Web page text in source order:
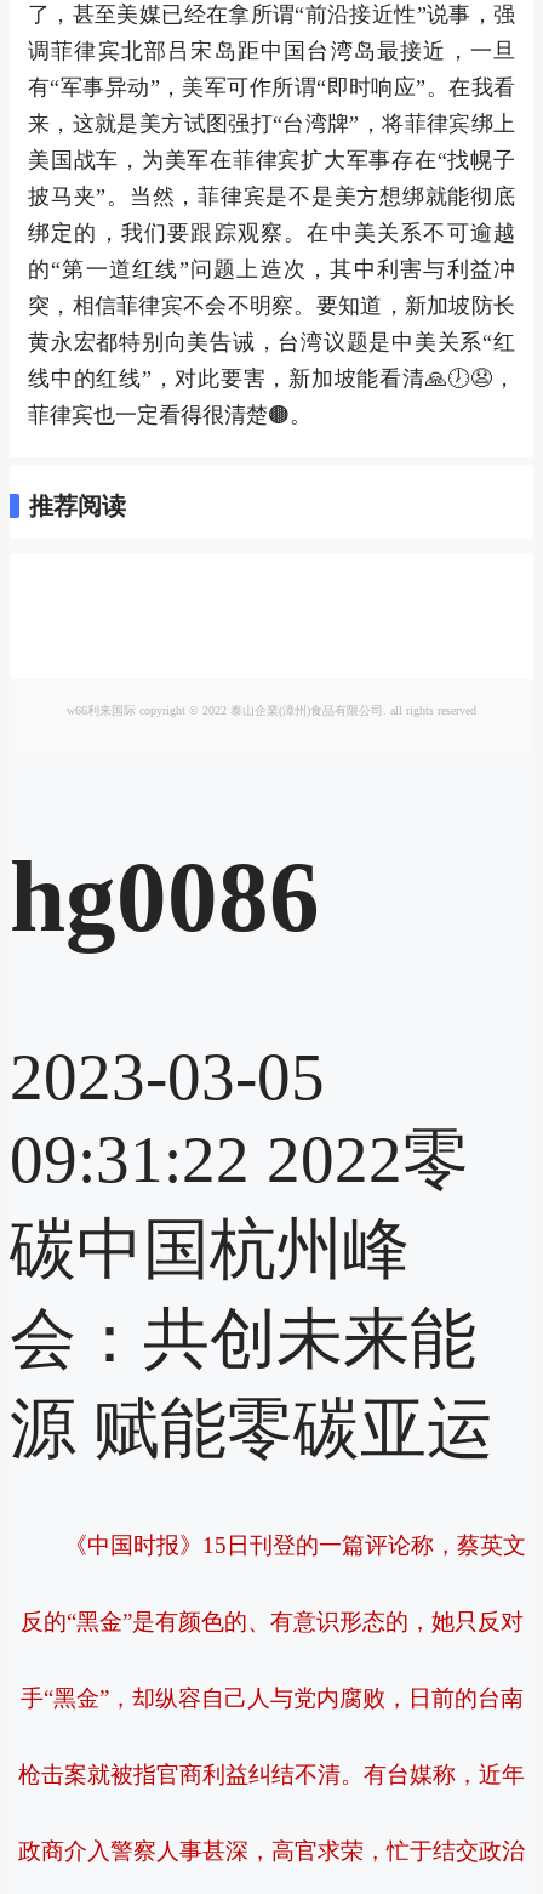
了，甚至美媒已经在拿所谓“前沿接近性”说事，强
调菲律宾北部吕宋岛距中国台湾岛最接近，一旦
有“军事异动”，美军可作所谓“即时响应”。在我看
来，这就是美方试图强打“台湾牌”，将菲律宾绑上
美国战车，为美军在菲律宾扩大军事存在“找幌子
披马夹”。当然，菲律宾是不是美方想绑就能彻底
绑定的，我们要跟踪观察。在中美关系不可逾越
的“第一道红线”问题上造次，其中利害与利益冲
突，相信菲律宾不会不明察。要知道，新加坡防长
黄永宏都特别向美告诫，台湾议题是中美关系“红
线中的红线”，对此要害，新加坡能看清🙏🕖😧，
菲律宾也一定看得很清楚🟤。
推荐阅读
w66利来国际 copyright © 2022 泰山企業(漳州)食品有限公司. all rights reserved
hg0086
2023-03-05
09:31:22 2022零
碳中国杭州峰
会：共创未来能
源 赋能零碳亚运
《中国时报》15日刊登的一篇评论称，蔡英文
反的“黑金”是有颜色的、有意识形态的，她只反对
手“黑金”，却纵容自己人与党内腐败，日前的台南
枪击案就被指官商利益纠结不清。有台媒称，近年
政商介入警察人事甚深，高官求荣，忙于结交政治